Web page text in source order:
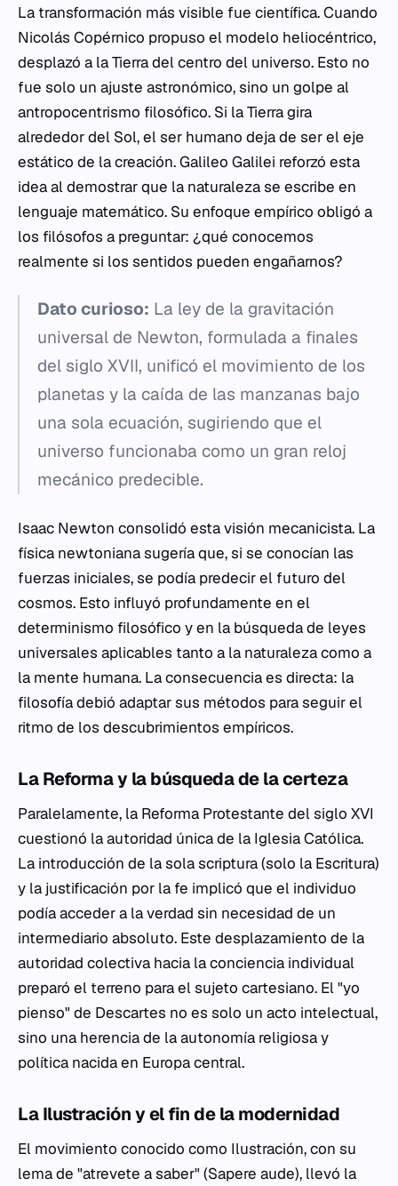
La transformación más visible fue científica. Cuando
Nicolás Copérnico propuso el modelo heliocéntrico,
desplazó a la Tierra del centro del universo. Esto no
fue solo un ajuste astronómico, sino un golpe al
antropocentrismo filosófico. Si la Tierra gira
alrededor del Sol, el ser humano deja de ser el eje
estático de la creación. Galileo Galilei reforzó esta
idea al demostrar que la naturaleza se escribe en
lenguaje matemático. Su enfoque empírico obligó a
los filósofos a preguntar: ¿qué conocemos
realmente si los sentidos pueden engañarnos?
Dato curioso: La ley de la gravitación
universal de Newton, formulada a finales
del siglo XVII, unificó el movimiento de los
planetas y la caída de las manzanas bajo
una sola ecuación, sugiriendo que el
universo funcionaba como un gran reloj
mecánico predecible.
Isaac Newton consolidó esta visión mecanicista. La
física newtoniana sugería que, si se conocían las
fuerzas iniciales, se podía predecir el futuro del
cosmos. Esto influyó profundamente en el
determinismo filosófico y en la búsqueda de leyes
universales aplicables tanto a la naturaleza como a
la mente humana. La consecuencia es directa: la
filosofía debió adaptar sus métodos para seguir el
ritmo de los descubrimientos empíricos.
La Reforma y la búsqueda de la certeza
Paralelamente, la Reforma Protestante del siglo XVI
cuestionó la autoridad única de la Iglesia Católica.
La introducción de lasola scriptura(solo la Escritura)
y la justificación por la fe implicó que el individuo
podía acceder a la verdad sin necesidad de un
intermediario absoluto. Este desplazamiento de la
autoridad colectiva hacia la conciencia individual
preparó el terreno para el sujeto cartesiano. El "yo
pienso" de Descartes no es solo un acto intelectual,
sino una herencia de la autonomía religiosa y
política nacida en Europa central.
La Ilustración y el fin de la modernidad
El movimiento conocido como Ilustración, con su
lema de "atrevete a saber" (Sapere aude), llevó la